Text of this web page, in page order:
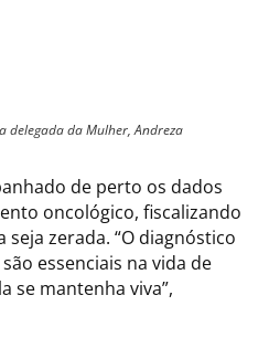
delegada da Mulher, Andreza
de perto os dados
oncológico, fiscalizando
seja zerada. “O diagnóstico
essenciais na vida de
se mantenha viva”,